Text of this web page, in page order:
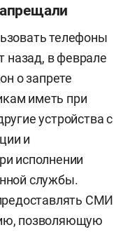
телефоны
назад, в феврале
о запрете
иметь при
устройства с
и
исполнении
службы.
СМИ
позволяющую